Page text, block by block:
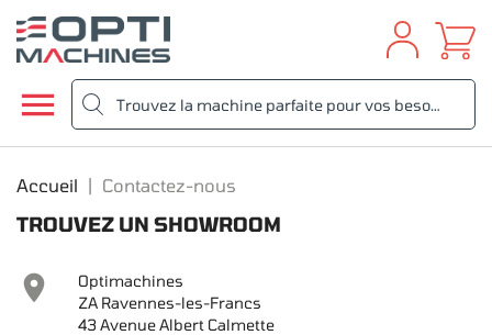

Accueil Contactez-nous
TROUVEZ UN SHOWROOM

Optimachines
ZA Ravennes-les-Francs
43 Avenue Albert Calmette